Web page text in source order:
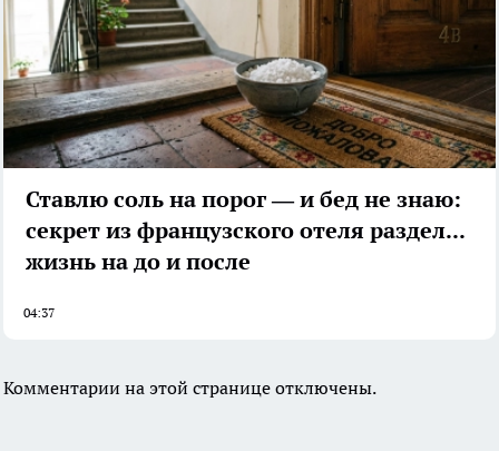
Ставлю соль на порог — и бед не знаю:
секрет из французского отеля разделил
жизнь на до и после
04:37
Комментарии на этой странице отключены.